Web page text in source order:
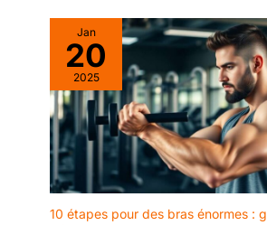
Jan
20
2025
10 étapes pour des bras énormes :